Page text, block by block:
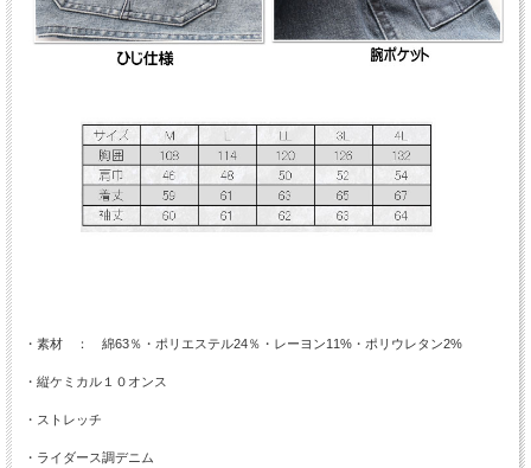
・素材 ： 綿63％・ポリエステル24％・レーヨン11%・ポリウレタン2%
・縦ケミカル１０オンス
・ストレッチ
・ライダース調デニム